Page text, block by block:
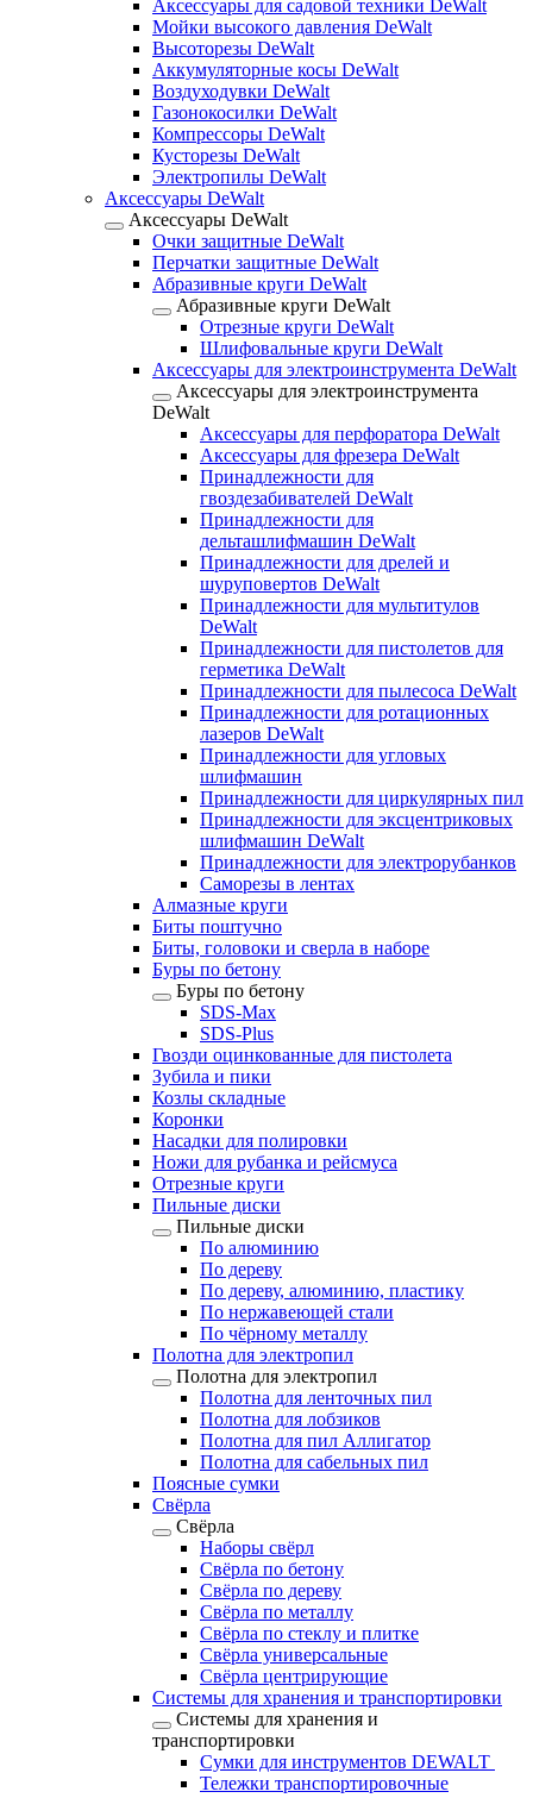
Аксессуары для садовой техники DeWalt
Мойки высокого давления DeWalt
Высоторезы DeWalt
Аккумуляторные косы DeWalt
Воздуходувки DeWalt
Газонокосилки DeWalt
Компрессоры DeWalt
Кусторезы DeWalt
Электропилы DeWalt
Аксессуары DeWalt
Аксессуары DeWalt
Очки защитные DeWalt
Перчатки защитные DeWalt
Абразивные круги DeWalt
Абразивные круги DeWalt
Отрезные круги DeWalt
Шлифовальные круги DeWalt
Аксессуары для электроинструмента DeWalt
Аксессуары для электроинструмента
DeWalt
Аксессуары для перфоратора DeWalt
Аксессуары для фрезера DeWalt
Принадлежности для
гвоздезабивателей DeWalt
Принадлежности для
дельташлифмашин DeWalt
Принадлежности для дрелей и
шуруповертов DeWalt
Принадлежности для мультитулов
DeWalt
Принадлежности для пистолетов для
герметика DeWalt
Принадлежности для пылесоса DeWalt
Принадлежности для ротационных
лазеров DeWalt
Принадлежности для угловых
шлифмашин
Принадлежности для циркулярных пил
Принадлежности для эксцентриковых
шлифмашин DeWalt
Принадлежности для электрорубанков
Саморезы в лентах
Алмазные круги
Биты поштучно
Биты, головоки и сверла в наборе
Буры по бетону
Буры по бетону
SDS-Max
SDS-Plus
Гвозди оцинкованные для пистолета
Зубила и пики
Козлы складные
Коронки
Насадки для полировки
Ножи для рубанка и рейсмуса
Отрезные круги
Пильные диски
Пильные диски
По алюминию
По дереву
По дереву, алюминию, пластику
По нержавеющей стали
По чёрному металлу
Полотна для электропил
Полотна для электропил
Полотна для ленточных пил
Полотна для лобзиков
Полотна для пил Аллигатор
Полотна для сабельных пил
Поясные сумки
Свёрла
Свёрла
Наборы свёрл
Свёрла по бетону
Свёрла по дереву
Свёрла по металлу
Свёрла по стеклу и плитке
Свёрла универсальные
Свёрла центрирующие
Системы для хранения и транспортировки
Системы для хранения и
транспортировки
Сумки для инструментов DEWALT
Тележки транспортировочные